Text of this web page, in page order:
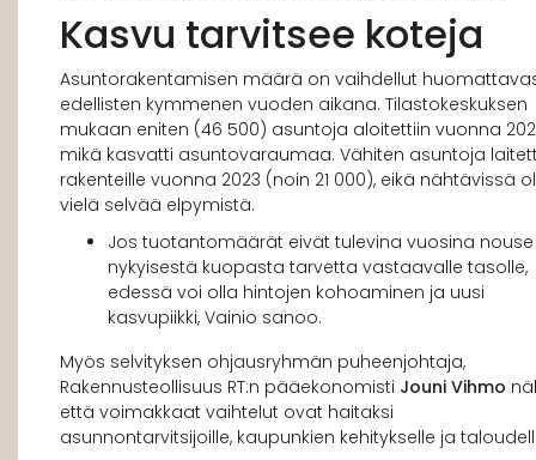
Kasvu tarvitsee koteja
Asuntorakentamisen määrä on vaihdellut
edellisten kymmenen vuoden aikana. Tilastokeskuksen
mukaan eniten (46 500) asuntoja aloitettiin vuonna
mikä kasvatti asuntovaraumaa. Vähiten asuntoja
rakenteille vuonna 2023 (noin 21 000), eikä nähtävissä
vielä selvää elpymistä.
Jos tuotantomäärät eivät tulevina vuosina nouse
nykyisestä kuopasta tarvetta vastaavalle tasolle,
edessä voi olla hintojen kohoaminen ja uusi
kasvupiikki, Vainio sanoo.
Myös selvityksen ohjausryhmän puheenjohtaja,
Rakennusteollisuus RT:n pääekonomisti Jouni Vihmo
että voimakkaat vaihtelut ovat haitaksi
asunnontarvitsijoille, kaupunkien kehitykselle ja